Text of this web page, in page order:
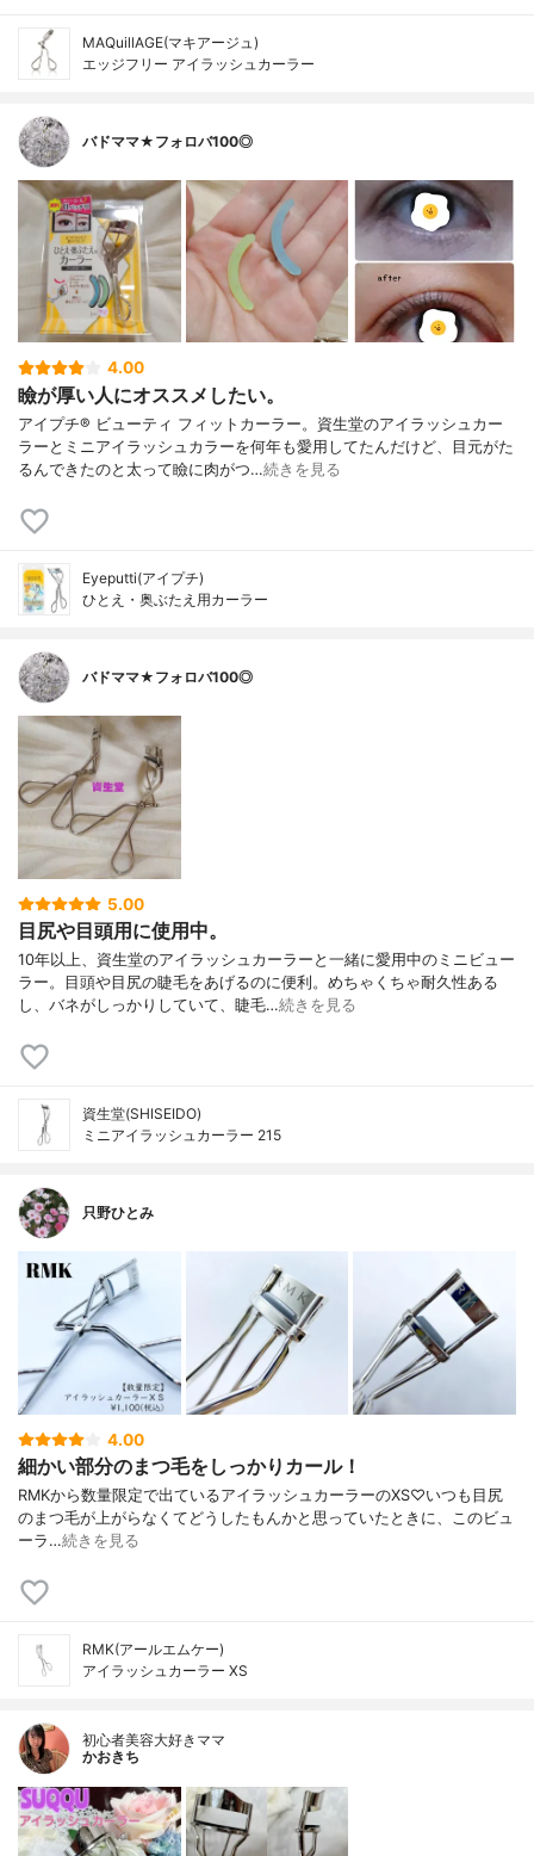
MAQuillAGE(マキアージュ)
エッジフリー アイラッシュカーラー
バドママ★フォロバ100◎
4.00
瞼が厚い人にオススメしたい。
アイプチ® ビューティ フィットカーラー。資生堂のアイラッシュカー
ラーとミニアイラッシュカラーを何年も愛用してたんだけど、目元がた
るんできたのと太って瞼に肉がつ…続きを見る
Eyeputti(アイプチ)
ひとえ・奥ぶたえ用カーラー
バドママ★フォロバ100◎
5.00
目尻や目頭用に使用中。
10年以上、資生堂のアイラッシュカーラーと一緒に愛用中のミニビュー
ラー。目頭や目尻の睫毛をあげるのに便利。めちゃくちゃ耐久性ある
し、バネがしっかりしていて、睫毛…続きを見る
資生堂(SHISEIDO)
ミニアイラッシュカーラー 215
只野ひとみ
4.00
細かい部分のまつ毛をしっかりカール！
ㅤㅤㅤㅤㅤㅤㅤㅤㅤㅤㅤㅤㅤRMKから数量限定で出ているアイラッシュカーラーのXS♡いつも目尻
のまつ毛が上がらなくてどうしたもんかと思っていたときに、このビュ
ーラ…続きを見る
RMK(アールエムケー)
アイラッシュカーラー XS
初心者美容大好きママ
かおきち